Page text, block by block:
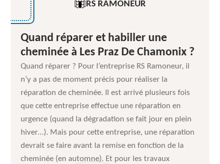
RS RAMONEUR
Quand réparer et habiller une
cheminée à Les Praz De Chamonix ?
Quand réparer ? Pour l’entreprise RS Ramoneur, il
n’y a pas de moment précis pour réaliser la
réparation de cheminée. Il est arrivé plusieurs fois
que cette entreprise effectue une réparation en
urgence (quand la dégradation se fait jour en plein
hiver…). Mais pour cette entreprise, une réparation
devrait se faire avant la remise en fonction de la
cheminée (en automne). Et pour les travaux